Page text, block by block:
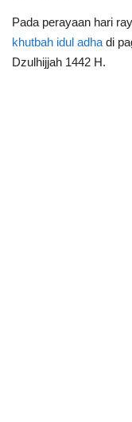
Pada perayaan hari
khutbah idul adha di
Dzulhijjah 1442 H.